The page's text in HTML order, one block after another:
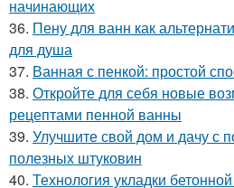
начинающих
36. Пену для ванн как
для душа
37. Ванная с пенкой: простой
38. Откройте для себя новые
рецептами пенной ванны
39. Улучшите свой дом и дачу с
полезных штуковин
40. Технология укладки